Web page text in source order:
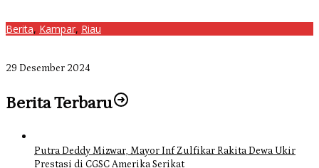
Berita, Kampar, Riau
29 Desember 2024
Berita Terbaru
Putra Deddy Mizwar, Mayor Inf Zulfikar Rakita Dewa Ukir
Prestasi di CGSC Amerika Serikat